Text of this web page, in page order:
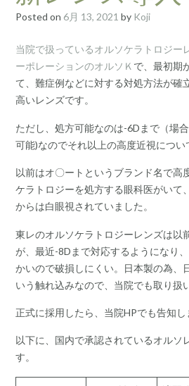
Posted on 6月 13, 2021 by Koji
当院で扱っているオルソケラトロジー
ーポレーションのオルソＫ で、最初期
て、難症例などに対する対処方法が確
高いレンズです。
ただし、処方可能なのは-6Dまで（場
可能)なのでそれ以上の高度近視につい
以前はオ〇ートというブランド名で高
ケラトロジーを処方する眼科医がいて
からは白眼視されていました。
東レのオルソケラトロジーレンズは以
が、最近-8Dまで対応するようになり
かいので破損しにくい。日本製の為、
いう触れ込みなので、当院でも取り扱
正式に採用したら、当院HPでも告知し
以下に、国内で承認されているオルソ
す。